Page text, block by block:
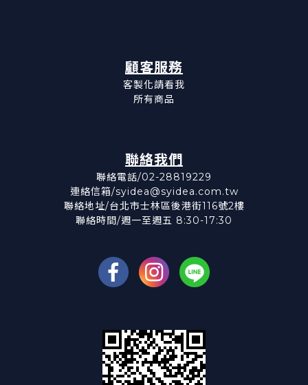
顧客服務
客製化請看我
所有商品
聯絡我們
聯絡電話/02-28819229
連絡信箱/syidea@syidea.com.tw
聯絡地址/台北市士林區後港街116號2樓
聯絡時間/週一至週五 8:30-17:30